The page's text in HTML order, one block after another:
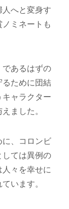
へと変身す
ミネートも
であるはずの
るために団結
ャラクター
ました。
に、コロンビ
しては異例の
々を幸せに
います。